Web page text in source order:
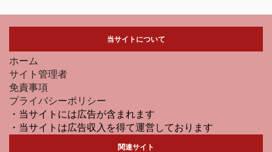
当サイトについて
ホーム
サイト管理者
免責事項
プライバシーポリシー
・当サイトには広告が含まれます
・当サイトは広告収入を得て運営しております
関連サイト